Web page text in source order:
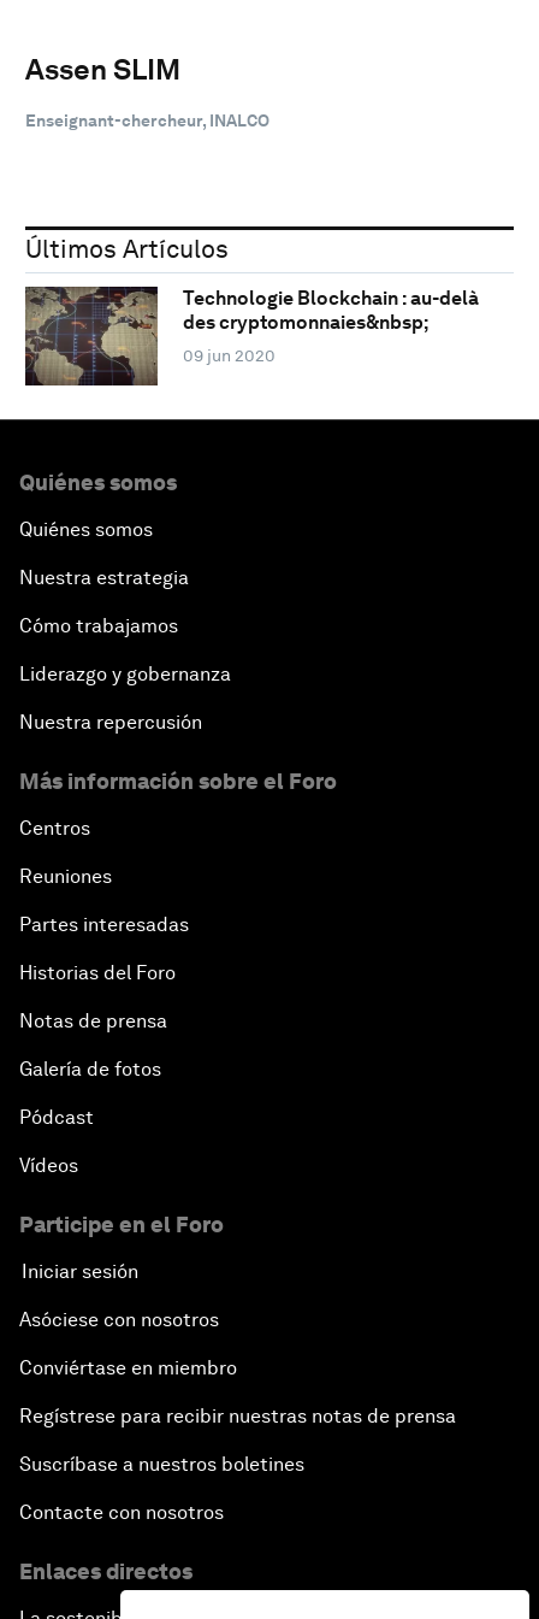
Assen SLIM
Enseignant-chercheur, INALCO
Últimos Artículos
Technologie Blockchain : au-delà
des cryptomonnaies&nbsp;
09 jun 2020
Quiénes somos
Quiénes somos
Nuestra estrategia
Cómo trabajamos
Liderazgo y gobernanza
Nuestra repercusión
Más información sobre el Foro
Centros
Reuniones
Partes interesadas
Historias del Foro
Notas de prensa
Galería de fotos
Pódcast
Vídeos
Participe en el Foro
Iniciar sesión
Asóciese con nosotros
Conviértase en miembro
Regístrese para recibir nuestras notas de prensa
Suscríbase a nuestros boletines
Contacte con nosotros
Enlaces directos